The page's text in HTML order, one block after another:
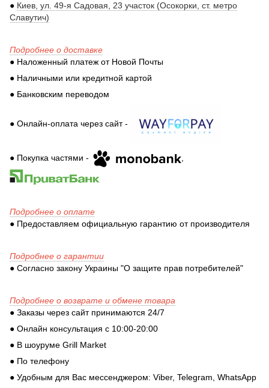
● Киев, ул. 49-я Садовая, 23 участок (Осокорки, ст. метро
Славутич)
Подробнее о доставке
● Наложенный платеж от Новой Почты
● Наличными или кредитной картой
● Банковским переводом
● Онлайн-оплата через сайт -
● Покупка частями - ,
Подробнее о оплате
● Предоставляем официальную гарантию от производителя
Подробнее о гарантии
● Согласно закону Украины "О защите прав потребителей"
Подробнее о возврате и обмене товара
● Заказы через сайт принимаются 24/7
● Онлайн консультация с 10:00-20:00
● В шоуруме Grill Market
● По телефону
● Удобным для Вас мессенджером: Viber, Telegram, WhatsApp